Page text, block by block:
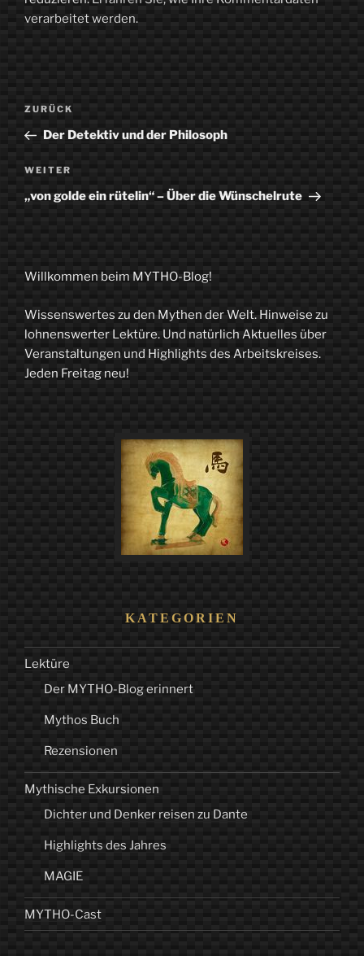
verarbeitet werden.
Beitragsnavigation
Vorheriger
Beitrag
ZURÜCK
Der Detektiv und der Philosoph
Nächster
Beitrag
WEITER
„von golde ein rütelin“ – Über die Wünschelrute
Willkommen beim MYTHO-Blog!
Wissenswertes zu den Mythen der Welt. Hinweise zu
lohnenswerter Lektüre. Und natürlich Aktuelles über
Veranstaltungen und Highlights des Arbeitskreises.
Jeden Freitag neu!
KATEGORIEN
Lektüre
Der MYTHO-Blog erinnert
Mythos Buch
Rezensionen
Mythische Exkursionen
Dichter und Denker reisen zu Dante
Highlights des Jahres
MAGIE
MYTHO-Cast